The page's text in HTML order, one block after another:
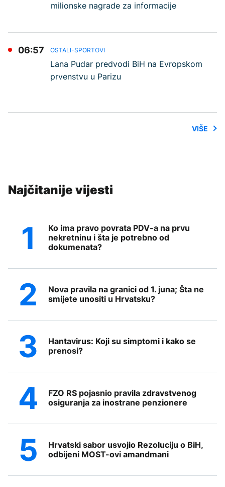
milionske nagrade za informacije
06:57 OSTALI-SPORTOVI
Lana Pudar predvodi BiH na Evropskom
prvenstvu u Parizu
VIŠE
Najčitanije vijesti
Ko ima pravo povrata PDV-a na prvu
nekretninu i šta je potrebno od
dokumenata?
Nova pravila na granici od 1. juna; Šta ne
smijete unositi u Hrvatsku?
Hantavirus: Koji su simptomi i kako se
prenosi?
FZO RS pojasnio pravila zdravstvenog
osiguranja za inostrane penzionere
Hrvatski sabor usvojio Rezoluciju o BiH,
odbijeni MOST-ovi amandmani